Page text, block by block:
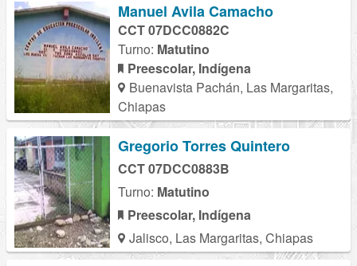
Manuel Avila Camacho
CCT 07DCC0882C
Turno: Matutino
Preescolar, Indígena
Buenavista Pachán, Las Margaritas,
Chiapas
Gregorio Torres Quintero
CCT 07DCC0883B
Turno: Matutino
Preescolar, Indígena
Jalisco, Las Margaritas, Chiapas